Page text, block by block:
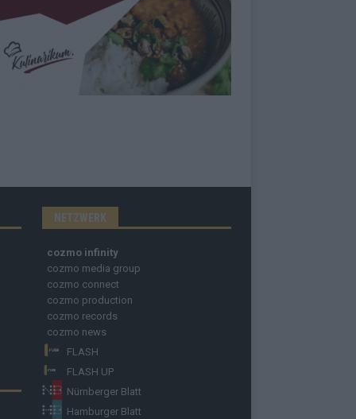
NETZWERK
cozmo infinity
cozmo media group
cozmo connect
cozmo production
cozmo records
cozmo news
FLASH
FLASH UP
Nürnberger Blatt
Hamburger Blatt